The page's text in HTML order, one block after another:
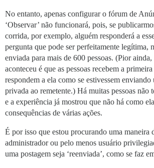
No entanto, apenas configurar o fórum de
‘Observar’ não funcionará, pois, se
corrida, por exemplo, alguém responderá a
pergunta que pode ser perfeitamente legítima,
enviada para mais de 600 pessoas. (Pior
aconteceu é que as pessoas recebem a
respondem a ela como se estivessem enviando
privada ao remetente.) Há muitas pessoas não
e a experiência já mostrou que não há como
consequências de várias ações.
É por isso que estou procurando uma maneira
administrador ou pelo menos usuário
uma postagem seja ‘reenviada’, como se faz